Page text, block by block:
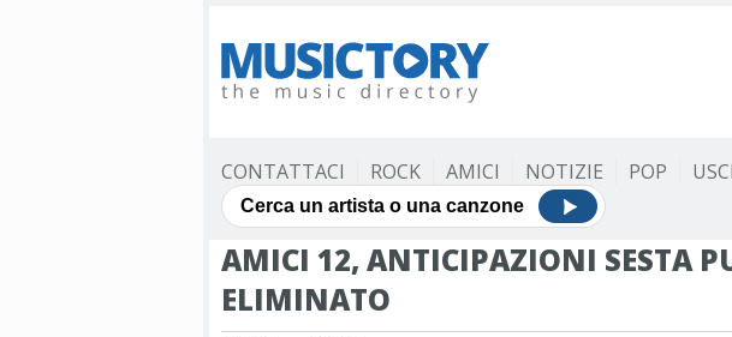
CONTATTACI ROCK AMICI NOTIZIE POP
AMICI 12, ANTICIPAZIONI SESTA
ELIMINATO